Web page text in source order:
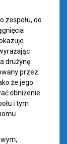
zespołu, do
drużynę.
przez
że jego
obniżenie
i tym